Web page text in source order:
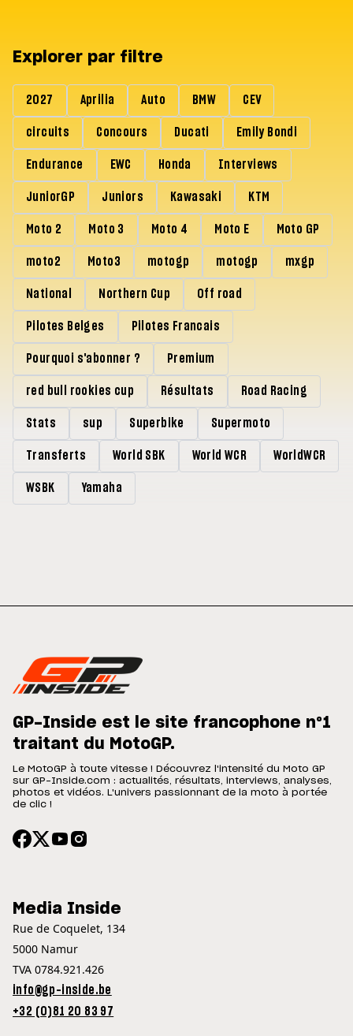
Explorer par filtre
2027 Aprilia Auto BMW CEV
circuits Concours Ducati Emily Bondi
Endurance EWC Honda Interviews
JuniorGP Juniors Kawasaki KTM
Moto 2 Moto 3 Moto 4 Moto E Moto GP
moto2 Moto3 motogp motogp mxgp
National Northern Cup Off road
Pilotes Belges Pilotes Francais
Pourquoi s'abonner ? Premium
red bull rookies cup Résultats Road Racing
Stats sup Superbike Supermoto
Transferts World SBK World WCR WorldWCR
WSBK Yamaha
GP-Inside est le site francophone n°1
traitant du MotoGP.
Le MotoGP à toute vitesse ! Découvrez l'intensité du Moto GP
sur GP-Inside.com : actualités, résultats, interviews, analyses,
photos et vidéos. L'univers passionnant de la moto à portée
de clic !
Media Inside
Rue de Coquelet, 134
5000 Namur
TVA 0784.921.426
info@gp-inside.be
+32 (0)81 20 83 97